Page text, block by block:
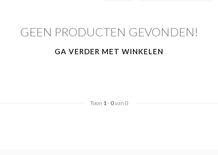
GEEN PRODUCTEN GEVONDEN!
GA VERDER MET WINKELEN
Toon 1- 0van 0